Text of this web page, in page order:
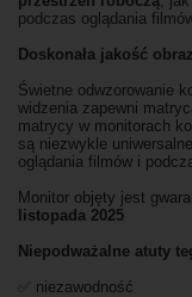
podczas oglądania
Doskonała jakość
Świetne odwzorowanie
widzenia zapewni
matrycy w monitorach
są niezwykle
oglądania filmów i
Monitor objęty jest
listopada 2025
Niepodważalne atuty
✅ niezawodność